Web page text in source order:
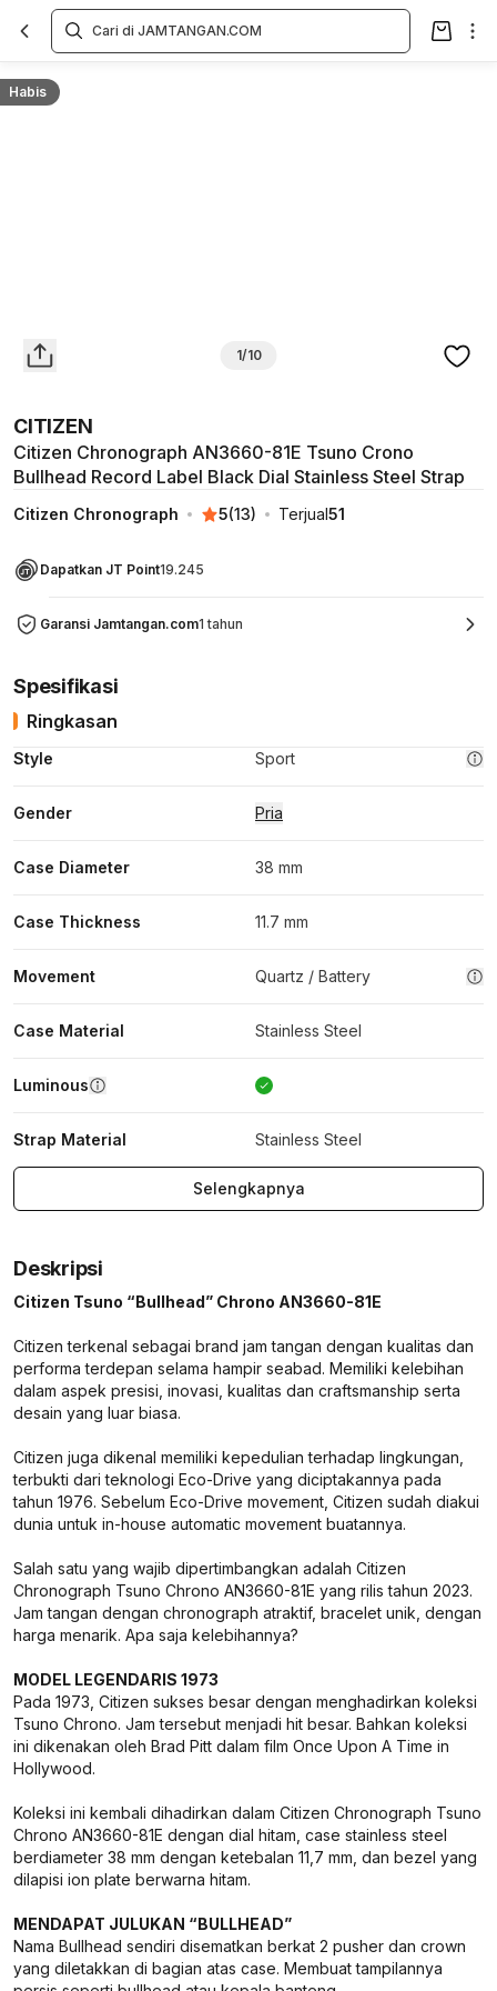
Habis
1/10
CITIZEN
Citizen Chronograph AN3660-81E Tsuno Crono
Bullhead Record Label Black Dial Stainless Steel Strap
Citizen Chronograph 5(13) Terjual51
Dapatkan JT Point19.245
Garansi Jamtangan.com1 tahun
Overview
Spesifikasi
Ringkasan
Style Sport
Gender Pria
Case Diameter 38 mm
Case Thickness 11.7 mm
Movement Quartz / Battery
Case Material Stainless Steel
Luminous
Strap Material Stainless Steel
Selengkapnya
Deskripsi
Citizen Tsuno “Bullhead” Chrono AN3660-81E
Citizen terkenal sebagai brand jam tangan dengan kualitas dan
performa terdepan selama hampir seabad. Memiliki kelebihan
dalam aspek presisi, inovasi, kualitas dan craftsmanship serta
desain yang luar biasa.
Citizen juga dikenal memiliki kepedulian terhadap lingkungan,
terbukti dari teknologi Eco-Drive yang diciptakannya pada
tahun 1976. Sebelum Eco-Drive movement, Citizen sudah diakui
dunia untuk in-house automatic movement buatannya.
Salah satu yang wajib dipertimbangkan adalah Citizen
Chronograph Tsuno Chrono AN3660-81E yang rilis tahun 2023.
Jam tangan dengan chronograph atraktif, bracelet unik, dengan
harga menarik. Apa saja kelebihannya?
MODEL LEGENDARIS 1973
Pada 1973, Citizen sukses besar dengan menghadirkan koleksi
Tsuno Chrono. Jam tersebut menjadi hit besar. Bahkan koleksi
ini dikenakan oleh Brad Pitt dalam film Once Upon A Time in
Hollywood.
Koleksi ini kembali dihadirkan dalam Citizen Chronograph Tsuno
Chrono AN3660-81E dengan dial hitam, case stainless steel
berdiameter 38 mm dengan ketebalan 11,7 mm, dan bezel yang
dilapisi ion plate berwarna hitam.
MENDAPAT JULUKAN “BULLHEAD”
Nama Bullhead sendiri disematkan berkat 2 pusher dan crown
yang diletakkan di bagian atas case. Membuat tampilannya